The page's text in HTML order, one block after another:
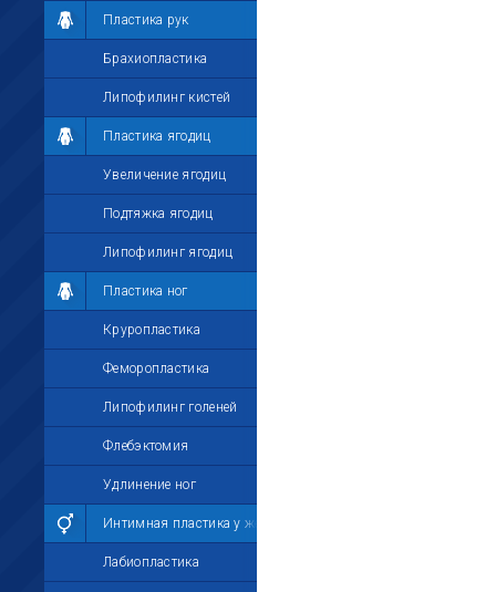
Пластика рук
Брахиопластика
Липофилинг кистей
Пластика ягодиц
Увеличение ягодиц
Подтяжка ягодиц
Липофилинг ягодиц
Пластика ног
Круропластика
Феморопластика
Липофилинг голеней
Флебэктомия
Удлинение ног
Интимная пластика у женщин
Лабиопластика